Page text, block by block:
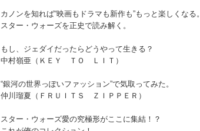
カノンを知れば“映画もドラマも新作も”もっと楽しくなる。
スター・ウォーズを正史で読み解く。
もし、ジェダイだったらどうやって生きる？
中村嶺亜（ＫＥＹ ＴＯ ＬＩＴ）
“銀河の世界っぽいファッション”で気取ってみた。
仲川瑠夏（ＦＲＵＩＴＳ ＺＩＰＰＥＲ）
スター・ウォーズ愛の究極形がここに集結！？